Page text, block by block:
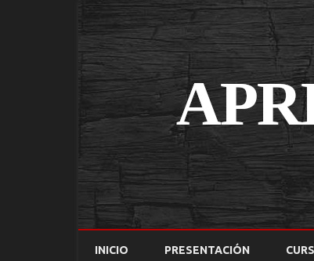
INICIO PRESENTACIÓN